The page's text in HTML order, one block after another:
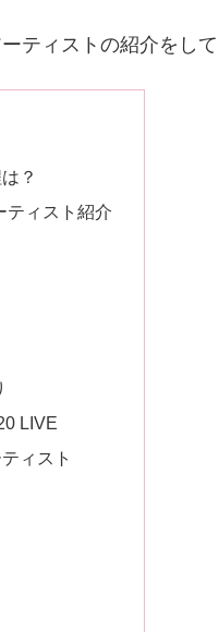
ティストの紹介をして
？
ィスト紹介
LIVE
ィスト